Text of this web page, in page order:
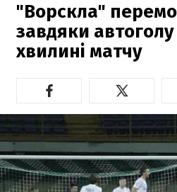
"Ворскла"
завдяки
хвилині матчу